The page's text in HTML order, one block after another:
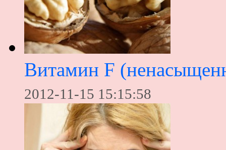
Витамин F
2012-11-15 15:15:58